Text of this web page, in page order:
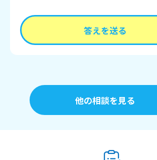
答えを送る
他の相談を見る